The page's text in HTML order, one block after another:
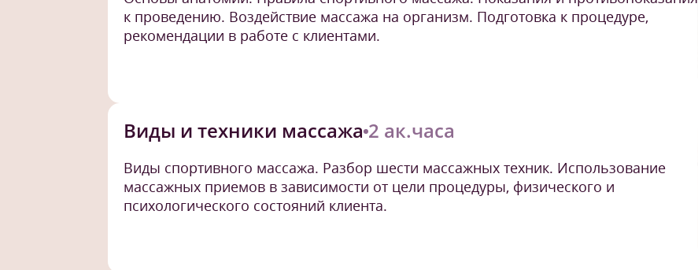
к проведению. Воздействие массажа на организм. Подготовка к процедуре,
рекомендации в работе с клиентами.
Виды и техники массажа 2 ак.часа
Виды спортивного массажа. Разбор шести массажных техник. Использование
массажных приемов в зависимости от цели процедуры, физического и
психологического состояний клиента.